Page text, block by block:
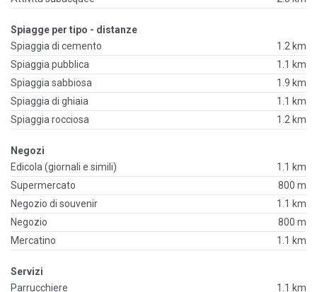
Spiagge per tipo - distanze
Spiaggia di cemento
1.2 km
Spiaggia pubblica
1.1 km
Spiaggia sabbiosa
1.9 km
Spiaggia di ghiaia
1.1 km
Spiaggia rocciosa
1.2 km
Negozi
Edicola (giornali e simili)
1.1 km
Supermercato
800 m
Negozio di souvenir
1.1 km
Negozio
800 m
Mercatino
1.1 km
Servizi
Parrucchiere
1.1 km